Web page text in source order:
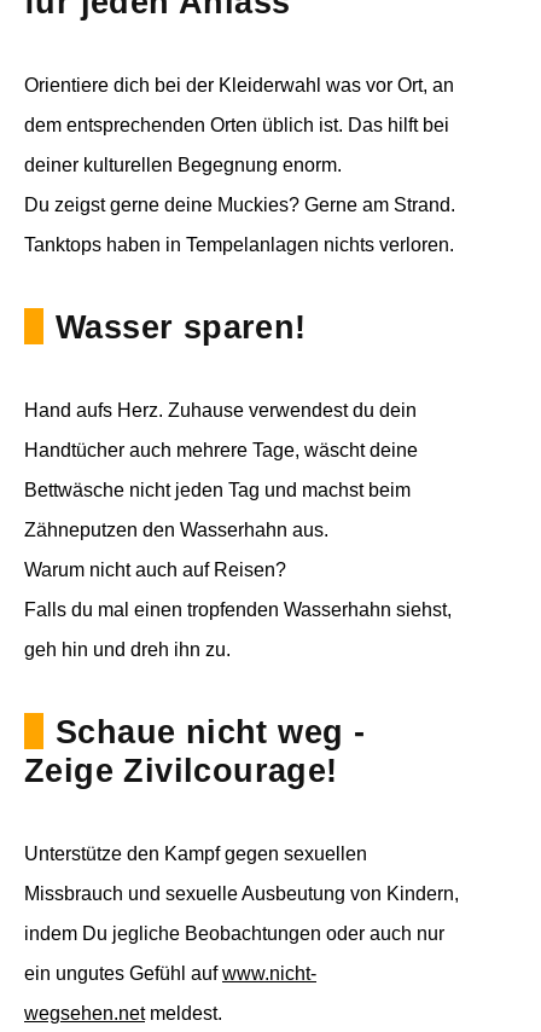
Orientiere dich bei der Kleiderwahl was vor Ort, an
dem entsprechenden Orten üblich ist. Das hilft bei
deiner kulturellen Begegnung enorm.
Du zeigst gerne deine Muckies? Gerne am Strand.
Tanktops haben in Tempelanlagen nichts verloren.
Wasser sparen!
Hand aufs Herz. Zuhause verwendest du dein
Handtücher auch mehrere Tage, wäscht deine
Bettwäsche nicht jeden Tag und machst beim
Zähneputzen den Wasserhahn aus.
Warum nicht auch auf Reisen?
Falls du mal einen tropfenden Wasserhahn siehst,
geh hin und dreh ihn zu.
Schaue nicht weg -
Zeige Zivilcourage!
Unterstütze den Kampf gegen sexuellen
Missbrauch und sexuelle Ausbeutung von Kindern,
indem Du jegliche Beobachtungen oder auch nur
ein ungutes Gefühl aufwww.nicht-
wegsehen.netmeldest.